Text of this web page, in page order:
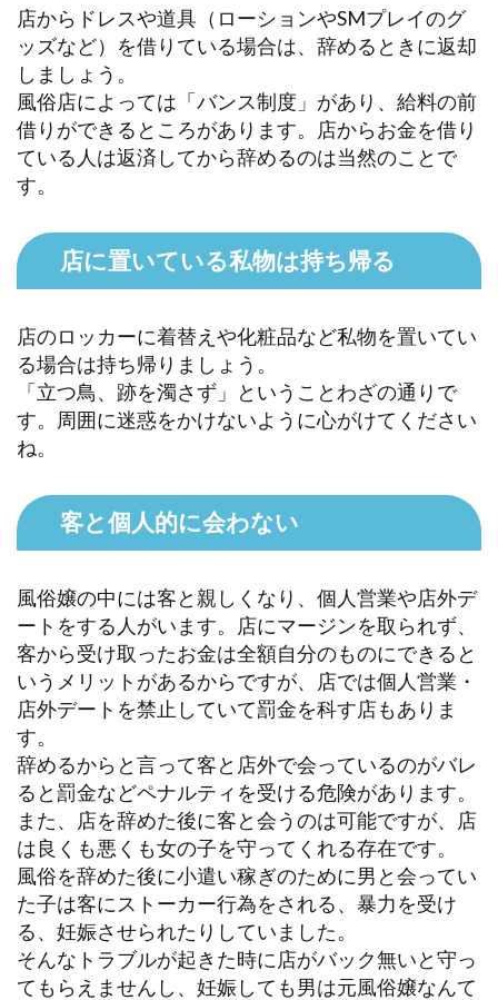
店からドレスや道具（ローションやSMプレイのグ
ッズなど）を借りている場合は、辞めるときに返却
しましょう。
風俗店によっては「バンス制度」があり、給料の前
借りができるところがあります。店からお金を借り
ている人は返済してから辞めるのは当然のことで
す。
店に置いている私物は持ち帰る
店のロッカーに着替えや化粧品など私物を置いてい
る場合は持ち帰りましょう。
「立つ鳥、跡を濁さず」ということわざの通りで
す。周囲に迷惑をかけないように心がけてください
ね。
客と個人的に会わない
風俗嬢の中には客と親しくなり、個人営業や店外デ
ートをする人がいます。店にマージンを取られず、
客から受け取ったお金は全額自分のものにできると
いうメリットがあるからですが、店では個人営業・
店外デートを禁止していて罰金を科す店もありま
す。
辞めるからと言って客と店外で会っているのがバレ
ると罰金などペナルティを受ける危険があります。
また、店を辞めた後に客と会うのは可能ですが、店
は良くも悪くも女の子を守ってくれる存在です。
風俗を辞めた後に小遣い稼ぎのために男と会ってい
た子は客にストーカー行為をされる、暴力を受け
る、妊娠させられたりしていました。
そんなトラブルが起きた時に店がバック無いと守っ
てもらえませんし、妊娠しても男は元風俗嬢なんて